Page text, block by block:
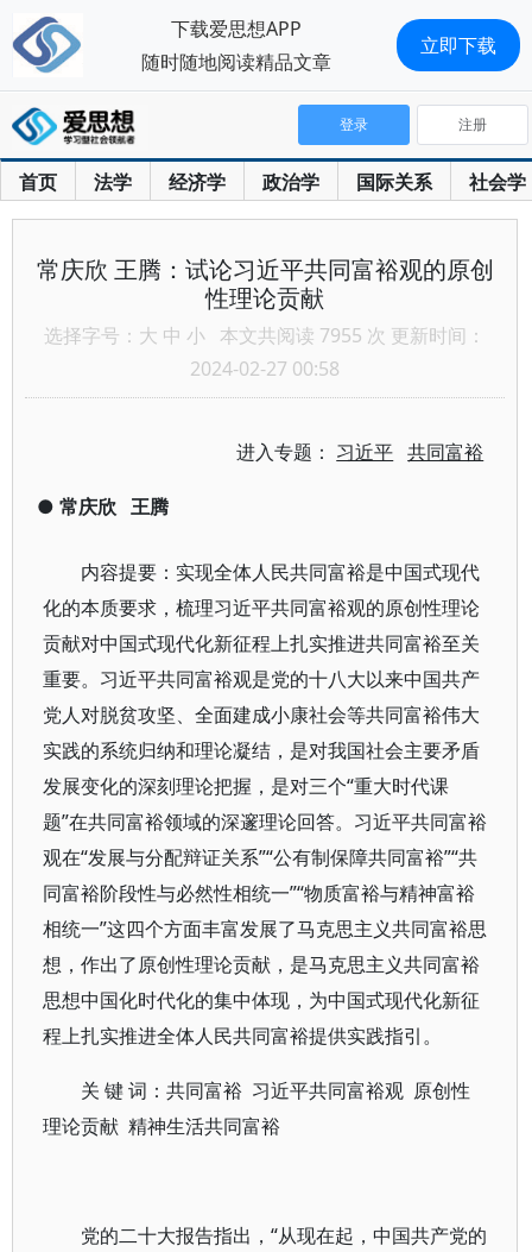
首页 法学 经济学 政治学 国际关系 社会学
登录 注册
常庆欣 王腾：试论习近平共同富裕观的原创
性理论贡献
选择字号： 大 中 小 本文共阅读 7955 次 更新时间：
2024-02-27 00:58
进入专题： 习近平 共同富裕
● 常庆欣 王腾
内容提要：实现全体人民共同富裕是中国式现代
化的本质要求，梳理习近平共同富裕观的原创性理论
贡献对中国式现代化新征程上扎实推进共同富裕至关
重要。习近平共同富裕观是党的十八大以来中国共产
党人对脱贫攻坚、全面建成小康社会等共同富裕伟大
实践的系统归纳和理论凝结，是对我国社会主要矛盾
发展变化的深刻理论把握，是对三个“重大时代课
题”在共同富裕领域的深邃理论回答。习近平共同富裕
观在“发展与分配辩证关系”“公有制保障共同富裕”“共
同富裕阶段性与必然性相统一”“物质富裕与精神富裕
相统一”这四个方面丰富发展了马克思主义共同富裕思
想，作出了原创性理论贡献，是马克思主义共同富裕
思想中国化时代化的集中体现，为中国式现代化新征
程上扎实推进全体人民共同富裕提供实践指引。
关 键 词：共同富裕 习近平共同富裕观 原创性
理论贡献 精神生活共同富裕
党的二十大报告指出，“从现在起，中国共产党的
下载爱思想APP
随时随地阅读精品文章
立即下载